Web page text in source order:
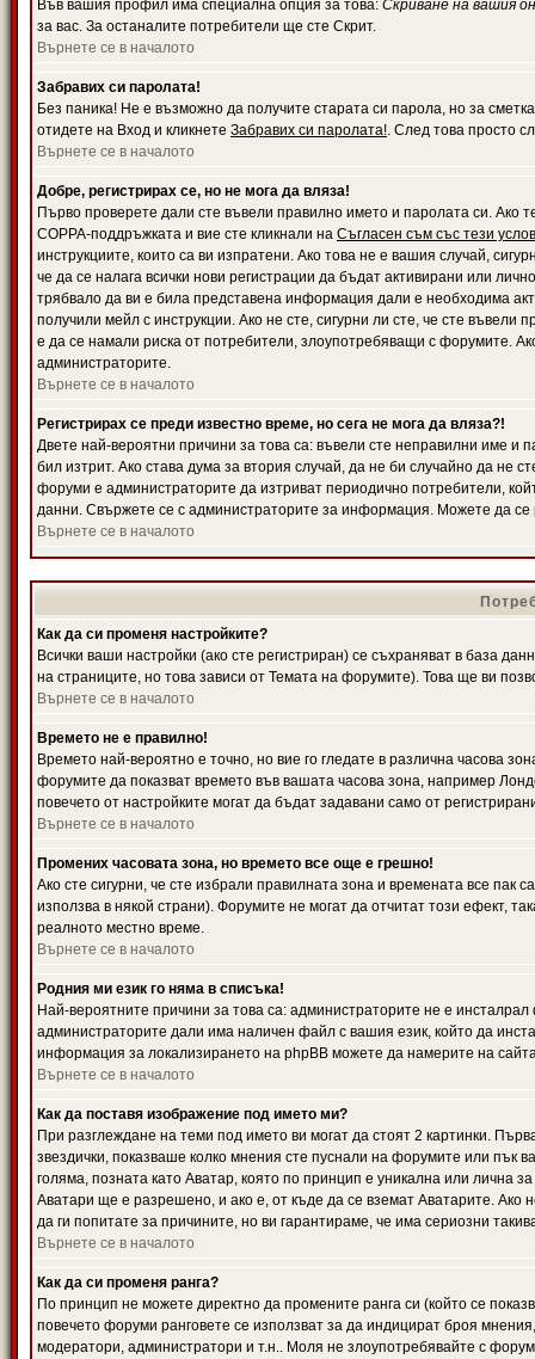
Във вашия профил има специална опция за това: Скриване на вашия
за вас. За останалите потребители ще сте Скрит.
Върнете се в началото
Забравих си паролата!
Без паника! Не е възможно да получите старата си парола, но за
отидете на Вход и кликнете Забравих си паролата!. След това просто
Върнете се в началото
Добре, регистрирах се, но не мога да вляза!
Първо проверете дали сте въвели правилно името и паролата си. Ако
COPPA-поддръжката и вие сте кликнали на Съгласен съм със тези
инструкциите, които са ви изпратени. Ако това не е вашия случай,
че да се налага всички нови регистрации да бъдат активирани или
трябвало да ви е била представена информация дали е необходима
получили мейл с инструкции. Ако не сте, сигурни ли сте, че сте
е да се намали риска от потребители, злоупотребяващи с форумите.
администраторите.
Върнете се в началото
Регистрирах се преди известно време, но сега не мога да вляза?!
Двете най-вероятни причини за това са: въвели сте неправилни име и
бил изтрит. Ако става дума за втория случай, да не би случайно да
форуми е администраторите да изтриват периодично потребители,
данни. Свържете се с администраторите за информация. Можете да се
Върнете се в началото
Как да си променя настройките?
Всички ваши настройки (ако сте регистриран) се съхраняват в база
на страниците, но това зависи от Темата на форумите). Това ще ви
Върнете се в началото
Времето не е правилно!
Времето най-вероятно е точно, но вие го гледате в различна часова
форумите да показват времето във вашата часова зона, например
повечето от настройките могат да бъдат задавани само от
Върнете се в началото
Промених часовата зона, но времето все още е грешно!
Ако сте сигурни, че сте избрали правилната зона и времената все
използва в някой страни). Форумите не могат да отчитат този ефект,
реалното местно време.
Върнете се в началото
Родния ми език го няма в списъка!
Най-вероятните причини за това са: администраторите не е
администраторите дали има наличен файл с вашия език, който да
информация за локализирането на phpBB можете да намерите на
Върнете се в началото
Как да поставя изображение под името ми?
При разглеждане на теми под името ви могат да стоят 2 картинки.
звездички, показваше колко мнения сте пуснали на форумите или пък
голяма, позната като Аватар, която по принцип е уникална или лична
Аватари ще е разрешено, и ако е, от къде да се вземат Аватарите.
да ги попитате за причините, но ви гарантираме, че има сериозни
Върнете се в началото
Как да си променя ранга?
По принцип не можете директно да промените ранга си (който се
повечето форуми ранговете се използват за да индицират броя
модератори, администратори и т.н.. Моля не злоупотребявайте с